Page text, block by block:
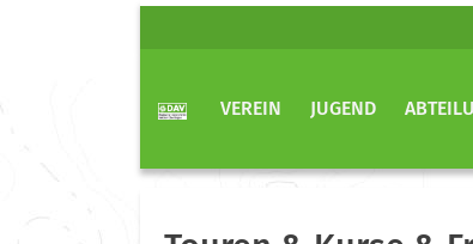
VEREIN JUGEND